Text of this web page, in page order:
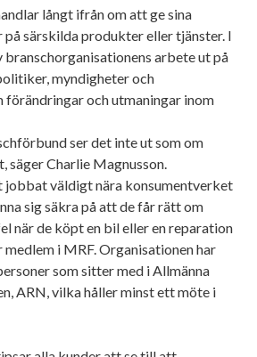
långt ifrån om att ge sina
särskilda produkter eller tjänster. I
arbete ut på
myndigheter och
och utmaningar inom
ser det inte ut som om
säger Charlie Magnusson.
jobbat väldigt nära konsumentverket
sig säkra på att de får rätt om
när de köpt en bil eller en reparation
i MRF. Organisationen har
som sitter med i Allmänna
ARN, vilka håller minst ett möte i